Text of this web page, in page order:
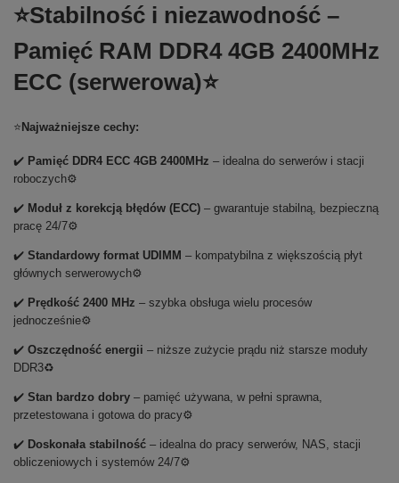
⭐Stabilność i niezawodność –
Pamięć RAM DDR4 4GB 2400MHz
ECC (serwerowa)⭐
⭐ Najważniejsze cechy:
✔️ Pamięć DDR4 ECC 4GB 2400MHz – idealna do serwerów i stacji
roboczych⚙️
✔️ Moduł z korekcją błędów (ECC) – gwarantuje stabilną, bezpieczną
pracę 24/7⚙️
✔️ Standardowy format UDIMM – kompatybilna z większością płyt
głównych serwerowych⚙️
✔️ Prędkość 2400 MHz – szybka obsługa wielu procesów
jednocześnie⚙️
✔️ Oszczędność energii – niższe zużycie prądu niż starsze moduły
DDR3♻️
✔️ Stan bardzo dobry – pamięć używana, w pełni sprawna,
przetestowana i gotowa do pracy⚙️
✔️ Doskonała stabilność – idealna do pracy serwerów, NAS, stacji
obliczeniowych i systemów 24/7⚙️